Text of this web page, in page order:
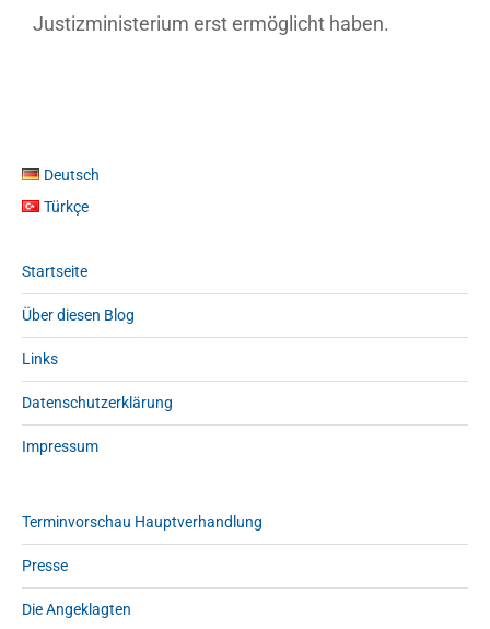
Justizministerium erst ermöglicht haben.
Deutsch
Türkçe
Startseite
Über diesen Blog
Links
Datenschutzerklärung
Impressum
Terminvorschau Hauptverhandlung
Presse
Die Angeklagten